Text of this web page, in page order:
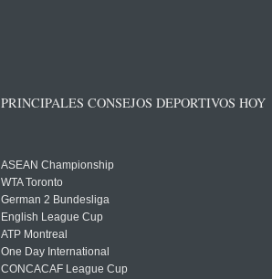
PRINCIPALES CONSEJOS DEPORTIVOS HOY
ASEAN Championship
WTA Toronto
German 2 Bundesliga
English League Cup
ATP Montreal
One Day International
CONCACAF League Cup